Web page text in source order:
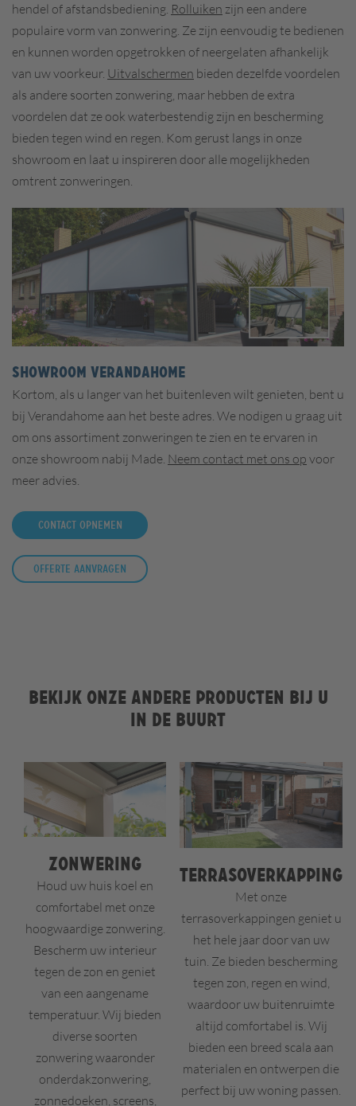
hendel of afstandsbediening. Rolluiken zijn een andere
populaire vorm van zonwering. Ze zijn eenvoudig te bedienen
en kunnen worden opgetrokken of neergelaten afhankelijk
van uw voorkeur. Uitvalschermen bieden dezelfde voordelen
als andere soorten zonwering, maar hebben de extra
voordelen dat ze ook waterbestendig zijn en bescherming
bieden tegen wind en regen. Kom gerust langs in onze
showroom en laat u inspireren door alle mogelijkheden
omtrent zonweringen.
Showroom Verandahome
Kortom, als u langer van het buitenleven wilt genieten, bent u
bij Verandahome aan het beste adres. We nodigen u graag uit
om ons assortiment zonweringen te zien en te ervaren in
onze showroom nabij Made. Neem contact met ons op voor
meer advies.
Contact opnemen
Offerte aanvragen
Bekijk onze andere producten bij u
in de buurt
Zonwering
Houd uw huis koel en
comfortabel met onze
hoogwaardige zonwering.
Bescherm uw interieur
tegen de zon en geniet
van een aangename
temperatuur. Wij bieden
diverse soorten
zonwering waaronder
onderdakzonwering,
zonnedoeken, screens,
Terrasoverkapping
Met onze
terrasoverkappingen geniet u
het hele jaar door van uw
tuin. Ze bieden bescherming
tegen zon, regen en wind,
waardoor uw buitenruimte
altijd comfortabel is. Wij
bieden een breed scala aan
materialen en ontwerpen die
perfect bij uw woning passen.